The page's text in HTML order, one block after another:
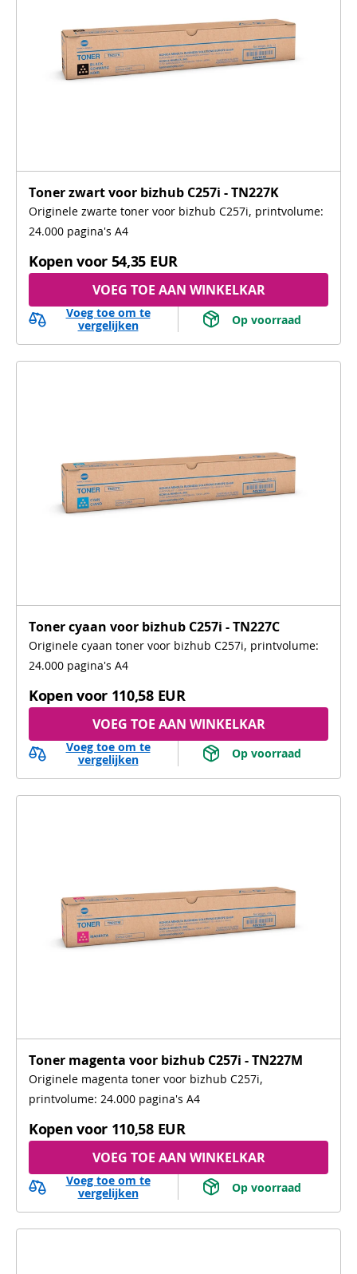
Toner zwart voor bizhub C257i - TN227K
Originele zwarte toner voor bizhub C257i, printvolume:
24.000 pagina's A4
Kopen voor 54,35 EUR
VOEG TOE AAN WINKELKAR
Voeg toe om te
vergelijken
Op voorraad
Toner cyaan voor bizhub C257i - TN227C
Originele cyaan toner voor bizhub C257i, printvolume:
24.000 pagina's A4
Kopen voor 110,58 EUR
VOEG TOE AAN WINKELKAR
Voeg toe om te
vergelijken
Op voorraad
Toner magenta voor bizhub C257i - TN227M
Originele magenta toner voor bizhub C257i,
printvolume: 24.000 pagina's A4
Kopen voor 110,58 EUR
VOEG TOE AAN WINKELKAR
Voeg toe om te
vergelijken
Op voorraad